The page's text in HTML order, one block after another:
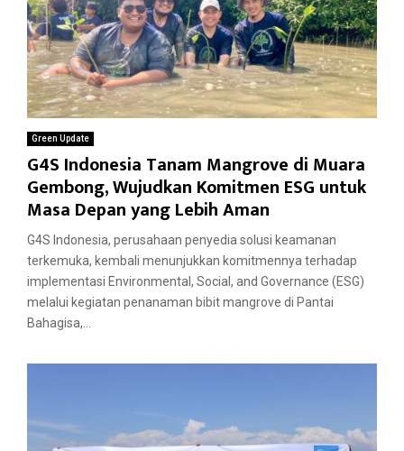
Green Update
G4S Indonesia Tanam Mangrove di Muara
Gembong, Wujudkan Komitmen ESG untuk
Masa Depan yang Lebih Aman
G4S Indonesia, perusahaan penyedia solusi keamanan
terkemuka, kembali menunjukkan komitmennya terhadap
implementasi Environmental, Social, and Governance (ESG)
melalui kegiatan penanaman bibit mangrove di Pantai
Bahagisa,...